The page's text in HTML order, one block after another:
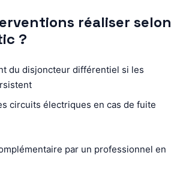
réaliser selon
?
du disjoncteur différentiel si les
circuits électriques en cas de fuite
par un professionnel en